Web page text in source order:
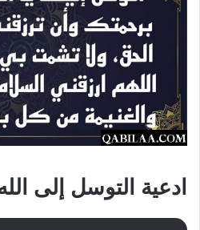
ادعية التوسل إلى